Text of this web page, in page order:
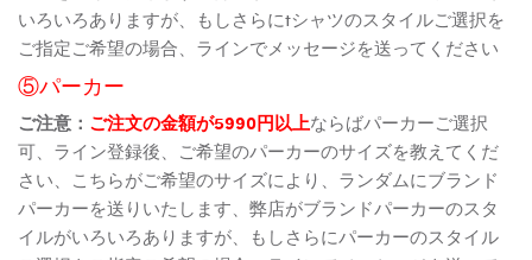
いろいろありますが、もしさらにtシャツのスタイルご選択を
ご指定ご希望の場合、ラインでメッセージを送ってください
⑤パーカー
ご注意： ご注文の金額が5990円以上ならばパーカーご選択
可、ライン登録後、ご希望のパーカーのサイズを教えてくだ
さい、こちらがご希望のサイズにより、ランダムにブランド
パーカーを送りいたします、弊店がブランドパーカーのスタ
イルがいろいろありますが、もしさらにパーカーのスタイル